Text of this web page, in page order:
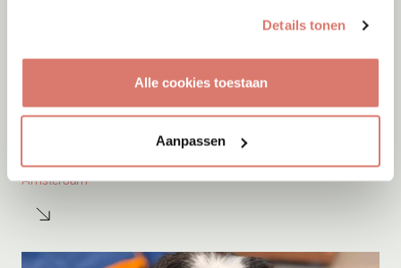
Details tonen
Alle cookies toestaan
Aanpassen
Amsterdam